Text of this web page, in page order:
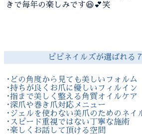
きで毎年の楽しみです😆💕笑
ピピネイルズが選ばれる
･どの角度から見ても美しいフォルム
･持ちが良くお爪に優しいフィルイン
･指まで美しく整える角質オイルケア
･深爪や巻き爪対応メニュー
･ジェルを使わない美爪のためのネイ
･スピード重視ではない丁寧な施術
･楽しくお話して頂ける空間